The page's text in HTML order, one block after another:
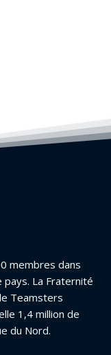
membres dans
La Fraternité
Teamsters
1,4 million de
du Nord.